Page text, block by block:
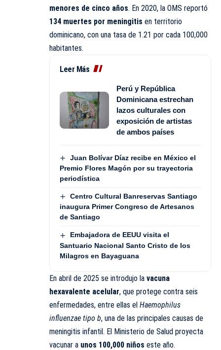
menores de cinco años. En 2020, la OMS reportó
134 muertes por meningitis en territorio
dominicano, con una tasa de 1.21 por cada 100,000
habitantes.
Leer Más
Perú y República
Dominicana estrechan
lazos culturales con
exposición de artistas
de ambos países
Juan Bolívar Díaz recibe en México el
Premio Flores Magón por su trayectoria
periodística
Centro Cultural Banreservas Santiago
inaugura Primer Congreso de Artesanos
de Santiago
Embajadora de EEUU visita el
Santuario Nacional Santo Cristo de los
Milagros en Bayaguana
En abril de 2025 se introdujo la vacuna
hexavalente acelular, que protege contra seis
enfermedades, entre ellas el Haemophilus
influenzae tipo b, una de las principales causas de
meningitis infantil. El Ministerio de Salud proyecta
vacunar a unos 100,000 niños este año.